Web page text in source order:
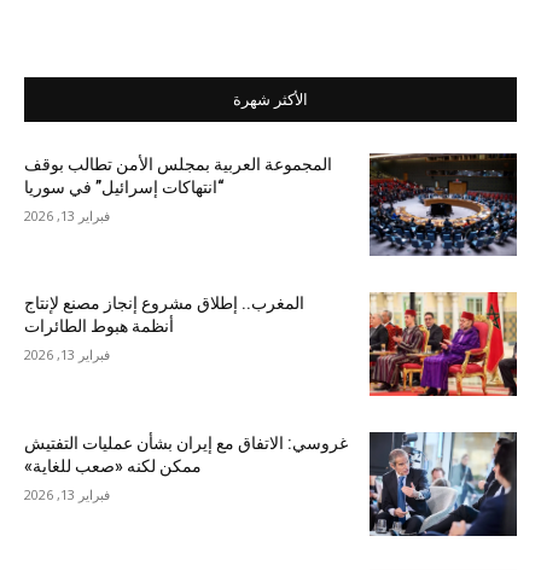
الأكثر شهرة
المجموعة العربية بمجلس الأمن تطالب بوقف
“انتهاكات إسرائيل” في سوريا
فبراير 13, 2026
المغرب.. إطلاق مشروع إنجاز مصنع لإنتاج
أنظمة هبوط الطائرات
فبراير 13, 2026
غروسي: الاتفاق مع إيران بشأن عمليات التفتيش
ممكن لكنه «صعب للغاية»
فبراير 13, 2026